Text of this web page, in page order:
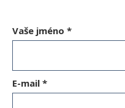
Vaše jméno *
E-mail *